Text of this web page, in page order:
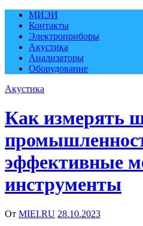
МИЭИ
Контакты
Электроприборы
Акустика
Анализаторы
Оборудование
Акустика
Как измерять
эффективные
инструменты
От MIEI.RU 28.10.2023